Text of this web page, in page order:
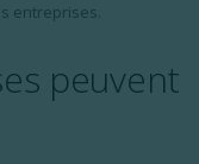
entreprises.
peuvent